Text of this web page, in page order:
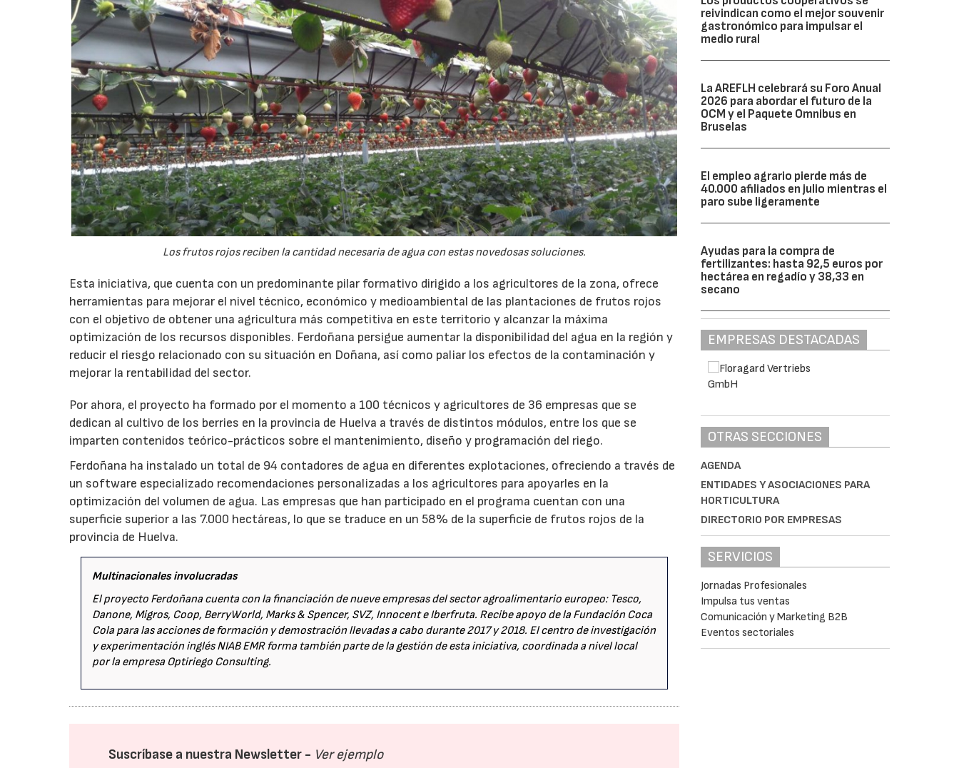
Los frutos rojos reciben la cantidad necesaria de agua con estas novedosas soluciones.
Esta iniciativa, que cuenta con un predominante pilar formativo dirigido a los agricultores de la zona, ofrece
herramientas para mejorar el nivel técnico, económico y medioambiental de las plantaciones de frutos rojos
con el objetivo de obtener una agricultura más competitiva en este territorio y alcanzar la máxima
optimización de los recursos disponibles. Ferdoñana persigue aumentar la disponibilidad del agua en la región y
reducir el riesgo relacionado con su situación en Doñana, así como paliar los efectos de la contaminación y
mejorar la rentabilidad del sector.
Por ahora, el proyecto ha formado por el momento a 100 técnicos y agricultores de 36 empresas que se
dedican al cultivo de los berries en la provincia de Huelva a través de distintos módulos, entre los que se
imparten contenidos teórico-prácticos sobre el mantenimiento, diseño y programación del riego.
Ferdoñana ha instalado un total de 94 contadores de agua en diferentes explotaciones, ofreciendo a través de
un software especializado recomendaciones personalizadas a los agricultores para apoyarles en la
optimización del volumen de agua. Las empresas que han participado en el programa cuentan con una
superficie superior a las 7.000 hectáreas, lo que se traduce en un 58% de la superficie de frutos rojos de la
provincia de Huelva.
Multinacionales involucradas
El proyecto Ferdoñana cuenta con la financiación de nueve empresas del sector agroalimentario europeo: Tesco,
Danone, Migros, Coop, BerryWorld, Marks & Spencer, SVZ, Innocent e Iberfruta. Recibe apoyo de la Fundación Coca
Cola para las acciones de formación y demostración llevadas a cabo durante 2017 y 2018. El centro de investigación
y experimentación inglés NIAB EMR forma también parte de la gestión de esta iniciativa, coordinada a nivel local
por la empresa Optiriego Consulting.
Suscríbase a nuestra Newsletter - Ver ejemplo
reivindican como el mejor souvenir
gastronómico para impulsar el
medio rural
La AREFLH celebrará su Foro Anual
2026 para abordar el futuro de la
OCM y el Paquete Omnibus en
Bruselas
El empleo agrario pierde más de
40.000 afiliados en julio mientras el
paro sube ligeramente
Ayudas para la compra de
fertilizantes: hasta 92,5 euros por
hectárea en regadío y 38,33 en
secano
EMPRESAS DESTACADAS
OTRAS SECCIONES
AGENDA
ENTIDADES Y ASOCIACIONES PARA
HORTICULTURA
DIRECTORIO POR EMPRESAS
SERVICIOS
Jornadas Profesionales
Impulsa tus ventas
Comunicación y Marketing B2B
Eventos sectoriales